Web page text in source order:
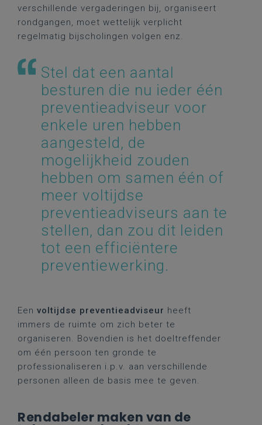
verschillende vergaderingen bij, organiseert
rondgangen, moet wettelijk verplicht
regelmatig bijscholingen volgen enz.
Stel dat een aantal
besturen die nu ieder één
preventieadviseur voor
enkele uren hebben
aangesteld, de
mogelijkheid zouden
hebben om samen één of
meer voltijdse
preventieadviseurs aan te
stellen, dan zou dit leiden
tot een efficiëntere
preventiewerking.
Een voltijdse preventieadviseur heeft
immers de ruimte om zich beter te
organiseren. Bovendien is het doeltreffender
om één persoon ten gronde te
professionaliseren i.p.v. aan verschillende
personen alleen de basis mee te geven.
Rendabeler maken van de